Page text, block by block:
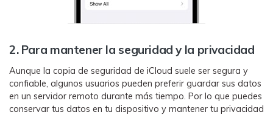
2. Para mantener la seguridad y la privacidad󠀲󠀡󠀠󠀥󠀩󠀧󠀣󠀣󠀣󠀳
󠀰Aunque la copia de seguridad de iCloud suele ser segura y
confiable, algunos usuarios pueden preferir guardar sus datos
en un servidor remoto durante más tiempo.󠀲󠀡󠀠󠀥󠀩󠀧󠀣󠀣󠀤󠀳󠀰 Por lo que puedes
conservar tus datos en tu dispositivo y mantener tu privacidad